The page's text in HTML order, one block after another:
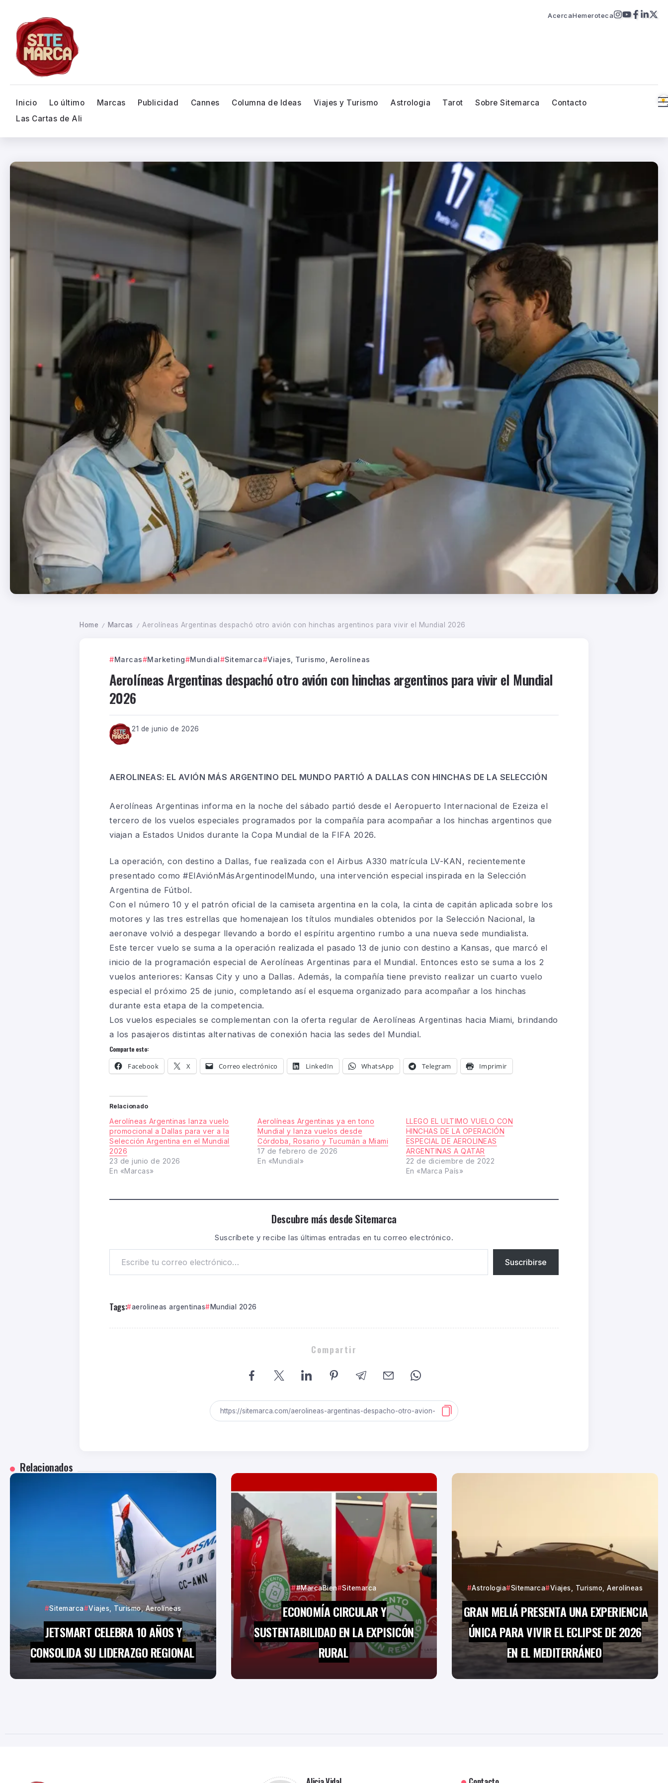
AcercaHemeroteca
Inicio Lo último Marcas Publicidad Cannes Columna de Ideas Viajes y Turismo Astrologia Tarot Sobre Sitemarca
Contacto
Las Cartas de Ali
Home / Marcas / Aerolíneas Argentinas despachó otro avión con hinchas argentinos para vivir el Mundial 2026
Marcas Marketing Mundial Sitemarca Viajes, Turismo, Aerolíneas
Aerolíneas Argentinas despachó otro avión con hinchas argentinos para vivir el Mundial
2026
21 de junio de 2026
AEROLINEAS: EL AVIÓN MÁS ARGENTINO DEL MUNDO PARTIÓ A DALLAS CON HINCHAS DE LA SELECCIÓN
Aerolíneas Argentinas informa en la noche del sábado partió desde el Aeropuerto Internacional de Ezeiza el
tercero de los vuelos especiales programados por la compañía para acompañar a los hinchas argentinos que
viajan a Estados Unidos durante la Copa Mundial de la FIFA 2026.
La operación, con destino a Dallas, fue realizada con el Airbus A330 matrícula LV-KAN, recientemente
presentado como #ElAviónMásArgentinodelMundo, una intervención especial inspirada en la Selección
Argentina de Fútbol.
Con el número 10 y el patrón oficial de la camiseta argentina en la cola, la cinta de capitán aplicada sobre los
motores y las tres estrellas que homenajean los títulos mundiales obtenidos por la Selección Nacional, la
aeronave volvió a despegar llevando a bordo el espíritu argentino rumbo a una nueva sede mundialista.
Este tercer vuelo se suma a la operación realizada el pasado 13 de junio con destino a Kansas, que marcó el
inicio de la programación especial de Aerolíneas Argentinas para el Mundial. Entonces esto se suma a los 2
vuelos anteriores: Kansas City y uno a Dallas. Además, la compañía tiene previsto realizar un cuarto vuelo
especial el próximo 25 de junio, completando así el esquema organizado para acompañar a los hinchas
durante esta etapa de la competencia.
Los vuelos especiales se complementan con la oferta regular de Aerolíneas Argentinas hacia Miami, brindando
a los pasajeros distintas alternativas de conexión hacia las sedes del Mundial.
Comparte esto:
Facebook X Correo electrónico LinkedIn WhatsApp Telegram Imprimir
Relacionado
Aerolíneas Argentinas lanza vuelo
promocional a Dallas para ver a la
Selección Argentina en el Mundial
2026
23 de junio de 2026
En «Marcas»
Aerolíneas Argentinas ya en tono
Mundial y lanza vuelos desde
Córdoba, Rosario y Tucumán a Miami
17 de febrero de 2026
En «Mundial»
LLEGO EL ULTIMO VUELO CON
HINCHAS DE LA OPERACIÓN
ESPECIAL DE AEROLINEAS
ARGENTINAS A QATAR
22 de diciembre de 2022
En «Marca País»
Descubre más desde Sitemarca
Suscríbete y recibe las últimas entradas en tu correo electrónico.
Suscribirse
Tags: aerolineas argentinas Mundial 2026
Compartir
Relacionados
Sitemarca Viajes, Turismo, Aerolíneas
JETSMART CELEBRA 10 AÑOS Y
CONSOLIDA SU LIDERAZGO REGIONAL
#MarcaBien Sitemarca
ECONOMÍA CIRCULAR Y
SUSTENTABILIDAD EN LA EXPISICÓN
RURAL
Astrologia Sitemarca Viajes, Turismo, Aerolíneas
GRAN MELIÁ PRESENTA UNA EXPERIENCIA
ÚNICA PARA VIVIR EL ECLIPSE DE 2026
EN EL MEDITERRÁNEO